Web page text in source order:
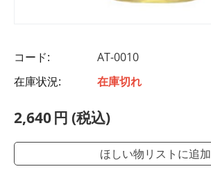
コード:
AT-0010
在庫状況:
在庫切れ
2,640円 (税込)
ほしい物リストに追加